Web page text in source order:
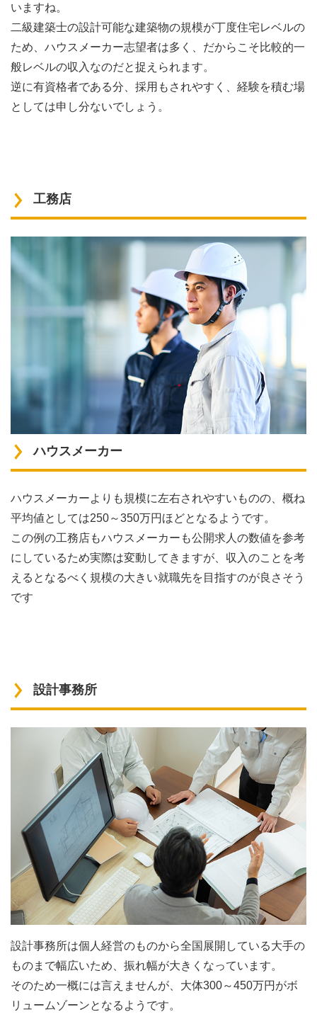
いますね。
二級建築士の設計可能な建築物の規模が丁度住宅レベルの
ため、ハウスメーカー志望者は多く、だからこそ比較的一
般レベルの収入なのだと捉えられます。
逆に有資格者である分、採用もされやすく、経験を積む場
としては申し分ないでしょう。
工務店
ハウスメーカー
ハウスメーカーよりも規模に左右されやすいものの、概ね
平均値としては250～350万円ほどとなるようです。
この例の工務店もハウスメーカーも公開求人の数値を参考
にしているため実際は変動してきますが、収入のことを考
えるとなるべく規模の大きい就職先を目指すのが良さそう
です
設計事務所
設計事務所は個人経営のものから全国展開している大手の
ものまで幅広いため、振れ幅が大きくなっています。
そのため一概には言えませんが、大体300～450万円がボ
リュームゾーンとなるようです。